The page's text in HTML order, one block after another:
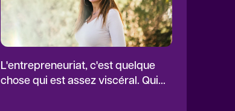
L'entrepreneuriat, c'est quelque
chose qui est assez viscéral. Qui